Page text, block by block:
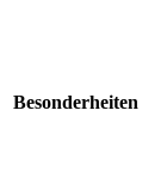
Besonderheiten